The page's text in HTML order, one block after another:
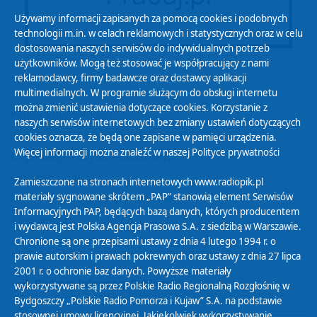
Polityka Prywatności
Zasady korzystania z Serwisu
Organizacje Pożytku Publicznego
Cyfryzacja DAB+
Polityka ochrony danych osobowych
Abonament
Zamówienia publiczne
Biuletyn Informacji Publicznej
Używamy informacji zapisanych za pomocą cookies i podobnych
technologii m.in. w celach reklamowych i statystycznych oraz w celu
dostosowania naszych serwisów do indywidualnych potrzeb
użytkowników. Mogą też stosować je współpracujący z nami
reklamodawcy, firmy badawcze oraz dostawcy aplikacji
multimedialnych. W programie służącym do obsługi internetu
można zmienić ustawienia dotyczące cookies. Korzystanie z
naszych serwisów internetowych bez zmiany ustawień dotyczących
cookies oznacza, że będą one zapisane w pamięci urządzenia.
Więcej informacji można znaleźć w naszej Polityce prywatności
Zamieszczone na stronach internetowych www.radiopik.pl
materiały sygnowane skrótem „PAP” stanowią element Serwisów
Informacyjnych PAP, będących bazą danych, których producentem
i wydawcą jest Polska Agencja Prasowa S.A. z siedzibą w Warszawie.
Chronione są one przepisami ustawy z dnia 4 lutego 1994 r. o
prawie autorskim i prawach pokrewnych oraz ustawy z dnia 27 lipca
2001 r. o ochronie baz danych. Powyższe materiały
wykorzystywane są przez Polskie Radio Regionalną Rozgłośnię w
Bydgoszczy „Polskie Radio Pomorza i Kujaw” S.A. na podstawie